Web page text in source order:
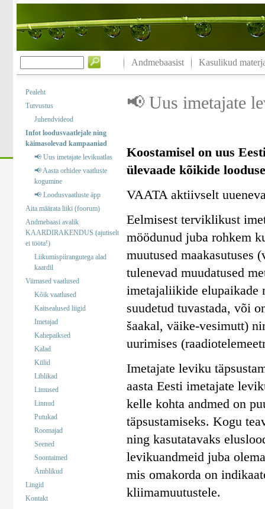
Andmebaasist Kasulikud
Pealeht
Tutvustus
Juhendvideod
Infot loodusvaatlejale ning
käimasolevad kampaaniad
📢 Uus imetajate levikuatlas
📢 Aasta orhidee vaatluste
kogumine
📢 Loodusvaatluste äpp
Aita määrata liiki (foorum)
Andmebaasi avalik
KAARDIRAKENDUS (ajutiselt
ei tööta!)
Liikumispiirangutega alad
kaardil
Viimased vaatlused
Kõik vaatlused
Kaitsealused liigid
Imetajad
Kahepaiksed
Kalad
Kiilid
Liblikad
Limused
Linnud
Putukad
Roomajad
Seened
Soontaimed
Ämblikud
Lingid
Kontakt
📢 Uus imetajate
Koostamisel on uus
ülevaade kõikide
VAATA aktiivselt
Eelmisest terviklikust
möödunud juba rohkem
muutused maakasutuses
tulenevad muudatused
imetajaliikide elupaikade
suudetud tuvastada, või
šaakal, väike-vesimutt)
uurimises
Imetajate leviku
aasta Eesti imetajate
kelle kohta andmed on
täpsustamiseks. Kogu
ning kasutatavaks
levikuandmeid juba
mis omakorda on
kliimamuutustele.